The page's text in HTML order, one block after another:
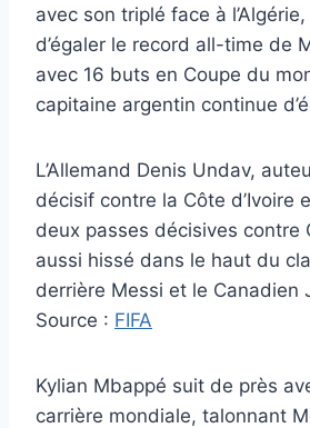
avec son triplé face à
d’égaler le record all-time de
avec 16 buts en Coupe du
capitaine argentin continue
L’Allemand Denis Undav,
décisif contre la Côte d’Ivoire
deux passes décisives contre
aussi hissé dans le haut du
derrière Messi et le Canadien
Source : FIFA
Kylian Mbappé suit de près
carrière mondiale, talonnant